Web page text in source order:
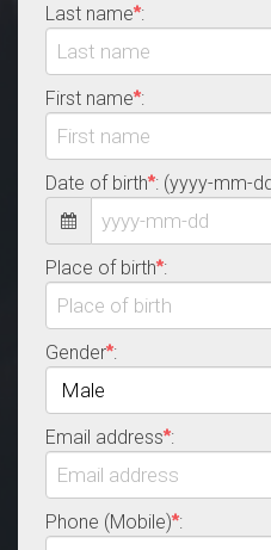
Last name*:
First name*:
Date of birth*: (yyyy-mm-
Place of birth*:
Gender*:
Email address*:
Phone (Mobile)*: